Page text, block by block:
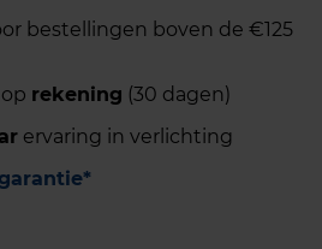
bestellingen boven de €125
rekening (30 dagen)
ervaring in verlichting